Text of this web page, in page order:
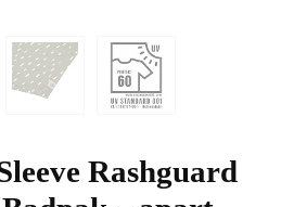
Rashguard